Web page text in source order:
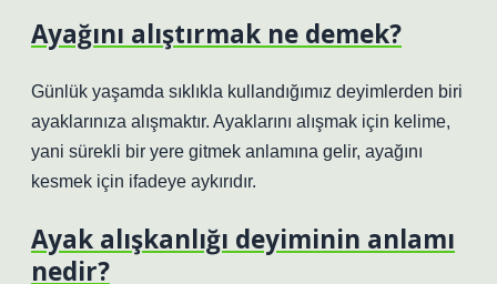
Ayağını alıştırmak ne demek?
Günlük yaşamda sıklıkla kullandığımız deyimlerden biri
ayaklarınıza alışmaktır. Ayaklarını alışmak için kelime,
yani sürekli bir yere gitmek anlamına gelir, ayağını
kesmek için ifadeye aykırıdır.
Ayak alışkanlığı deyiminin anlamı
nedir?